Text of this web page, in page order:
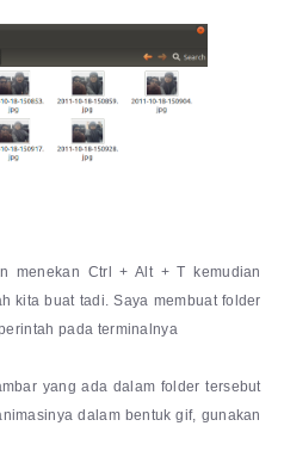
menekan Ctrl + Alt + T kemudian
kita buat tadi. Saya membuat folder
pada terminalnya
yang ada dalam folder tersebut
dalam bentuk gif, gunakan